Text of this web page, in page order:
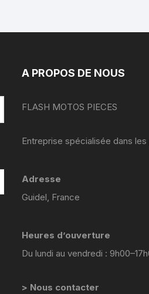
A PROPOS DE NOUS
FLASH MOTOS PIECES
Entreprise spécialisée dans
Adresse
Guidel, France
Heures d’ouverture
Du lundi au vendredi :
> Nous contacter